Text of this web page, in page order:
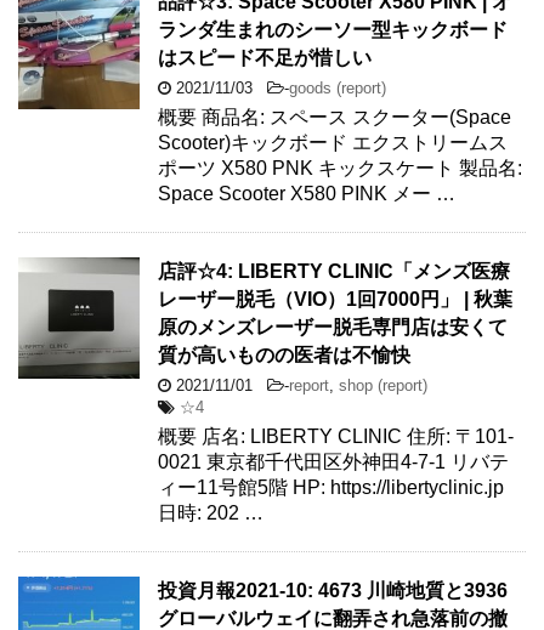
ランダ生まれのシーソー型キックボード
はスピード不足が惜しい
2021/11/03 -goods (report)
概要 商品名: スペース スクーター(Space
Scooter)キックボード エクストリームス
ポーツ X580 PNK キックスケート 製品名:
Space Scooter X580 PINK メー …
店評☆4: LIBERTY CLINIC「メンズ医療
レーザー脱毛（VIO）1回7000円」 | 秋葉
原のメンズレーザー脱毛専門店は安くて
質が高いものの医者は不愉快
2021/11/01 -report shop (report)
☆4
概要 店名: LIBERTY CLINIC 住所: 〒101-
0021 東京都千代田区外神田4-7-1 リバテ
ィー11号館5階 HP: https://libertyclinic.jp
日時: 202 …
投資月報2021-10: 4673 川崎地質と3936
グローバルウェイに翻弄され急落前の撤